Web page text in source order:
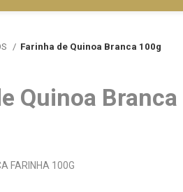
Farinha de Quinoa Branca 100g
Quinoa
FARINHA 100G